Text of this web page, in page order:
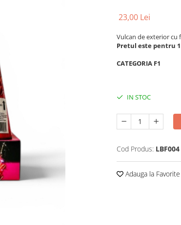
23,00 Lei
Vulcan de exterior cu
Pretul este pentru
CATEGORIA F1
IN STOC
Cod Produs: LBF004
Adauga la Favorite